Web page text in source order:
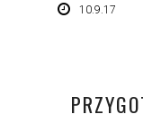
10.9.17